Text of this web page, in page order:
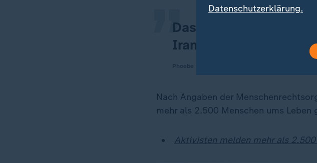
Das sind teilweise
Iran die Hinrichtung
Nach Angaben der
mehr als 2.500 Menschen ums Leben
Aktivisten melden mehr als
Datenschutzerklärung.